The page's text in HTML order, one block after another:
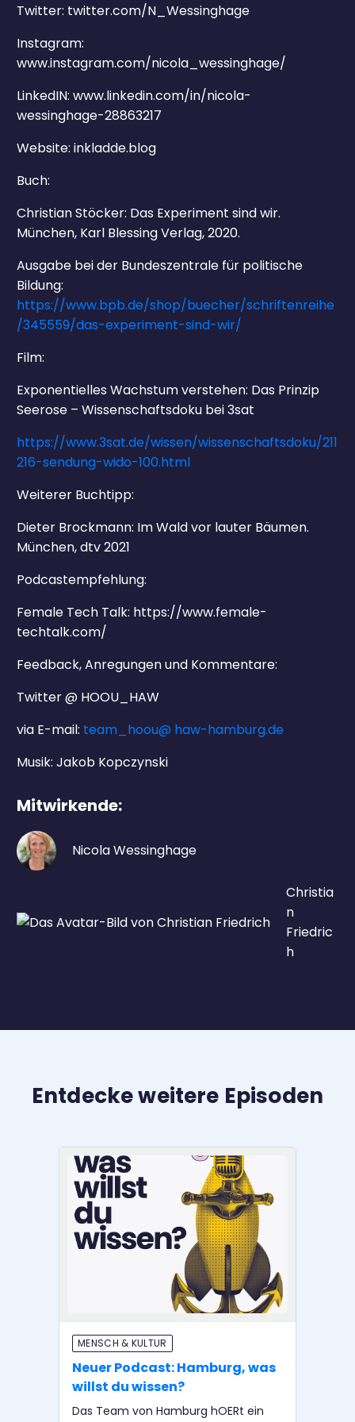
Twitter: twitter.com/N_Wessinghage
Instagram:
www.instagram.com/nicola_wessinghage/
LinkedIN: www.linkedin.com/in/nicola-
wessinghage-28863217
Website: inkladde.blog
Buch:
Christian Stöcker: Das Experiment sind wir.
München, Karl Blessing Verlag, 2020.
Ausgabe bei der Bundeszentrale für politische
Bildung:
https://www.bpb.de/shop/buecher/schriftenreihe
/345559/das-experiment-sind-wir/
Film:
Exponentielles Wachstum verstehen: Das Prinzip
Seerose – Wissenschaftsdoku bei 3sat
https://www.3sat.de/wissen/wissenschaftsdoku/211
216-sendung-wido-100.html
Weiterer Buchtipp:
Dieter Brockmann: Im Wald vor lauter Bäumen.
München, dtv 2021
Podcastempfehlung:
Female Tech Talk: https://www.female-
techtalk.com/
Feedback, Anregungen und Kommentare:
Twitter @ HOOU_HAW
via E-mail: team_hoou@ haw-hamburg.de
Musik: Jakob Kopczynski
Mitwirkende:
Nicola Wessinghage
Christia
n
Friedric
h
Entdecke weitere Episoden
MENSCH & KULTUR
Neuer Podcast: Hamburg, was
willst du wissen?
Das Team von Hamburg hOERt ein